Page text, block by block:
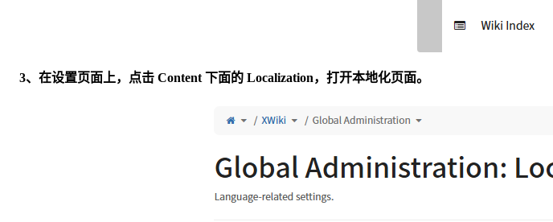
3、在设置页面上，点击 Content 下面的 Localization，打开本地化页面。